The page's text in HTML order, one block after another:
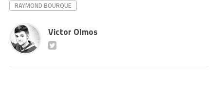
RAYMOND BOURQUE
Victor Olmos